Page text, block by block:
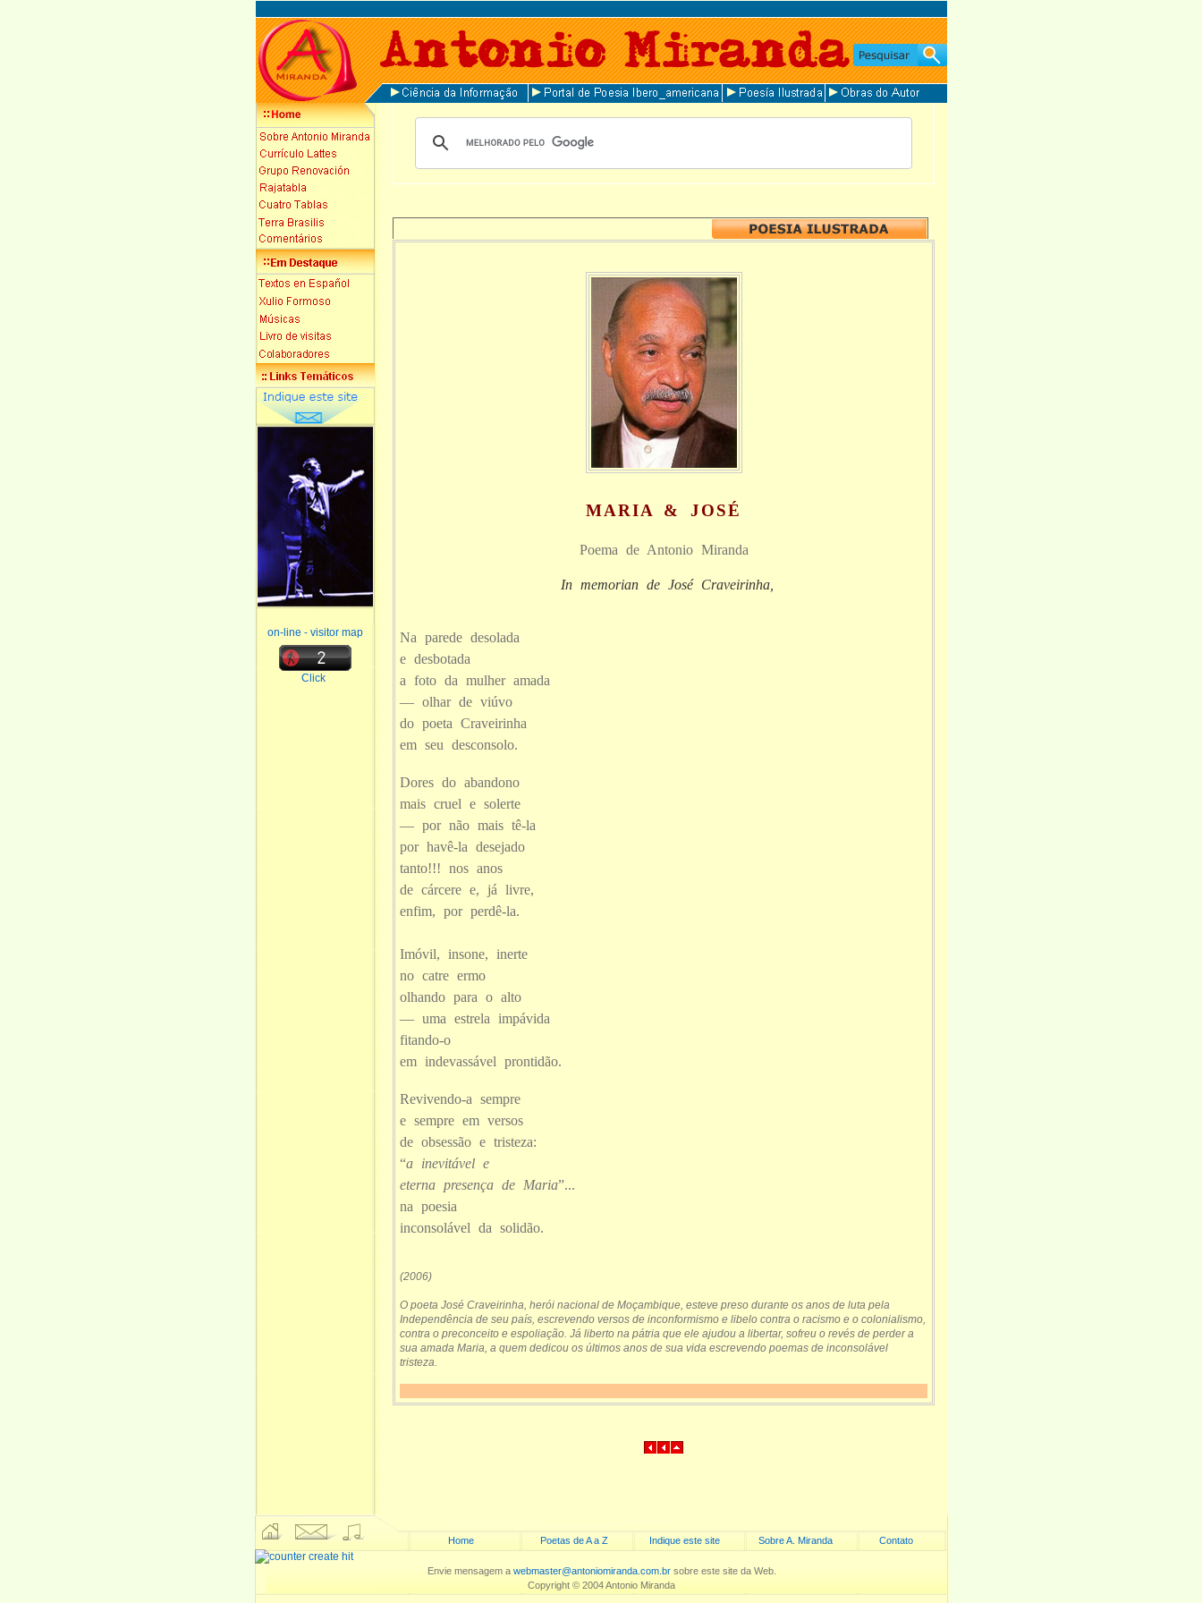
on-line - visitor map
Click
MARIA & JOSÉ
Poema de Antonio Miranda
In memorian de José Craveirinha,
Na parede desolada
e desbotada
a foto da mulher amada
— olhar de viúvo
do poeta Craveirinha
em seu desconsolo.
Dores do abandono
mais cruel e solerte
— por não mais tê-la
por havê-la desejado
tanto!!! nos anos
de cárcere e, já livre,
enfim, por perdê-la.
Imóvil, insone, inerte
no catre ermo
olhando para o alto
— uma estrela impávida
fitando-o
em indevassável prontidão.
Revivendo-a sempre
e sempre em versos
de obsessão e tristeza:
“a inevitável e
eterna presença de Maria”...
na poesia
inconsolável da solidão.
(2006)
O poeta José Craveirinha, herói nacional de Moçambique, esteve preso durante os anos de luta pela
Independência de seu país, escrevendo versos de inconformismo e libelo contra o racismo e o colonialismo,
contra o preconceito e espoliação. Já liberto na pátria que ele ajudou a libertar, sofreu o revés de perder a
sua amada Maria, a quem dedicou os últimos anos de sua vida escrevendo poemas de inconsolável
tristeza.
Home Poetas de A a Z Indique este site Sobre A. Miranda Contato
Envie mensagem a webmaster@antoniomiranda.com.brsobre este site da Web.
Copyright © 2004 Antonio Miranda